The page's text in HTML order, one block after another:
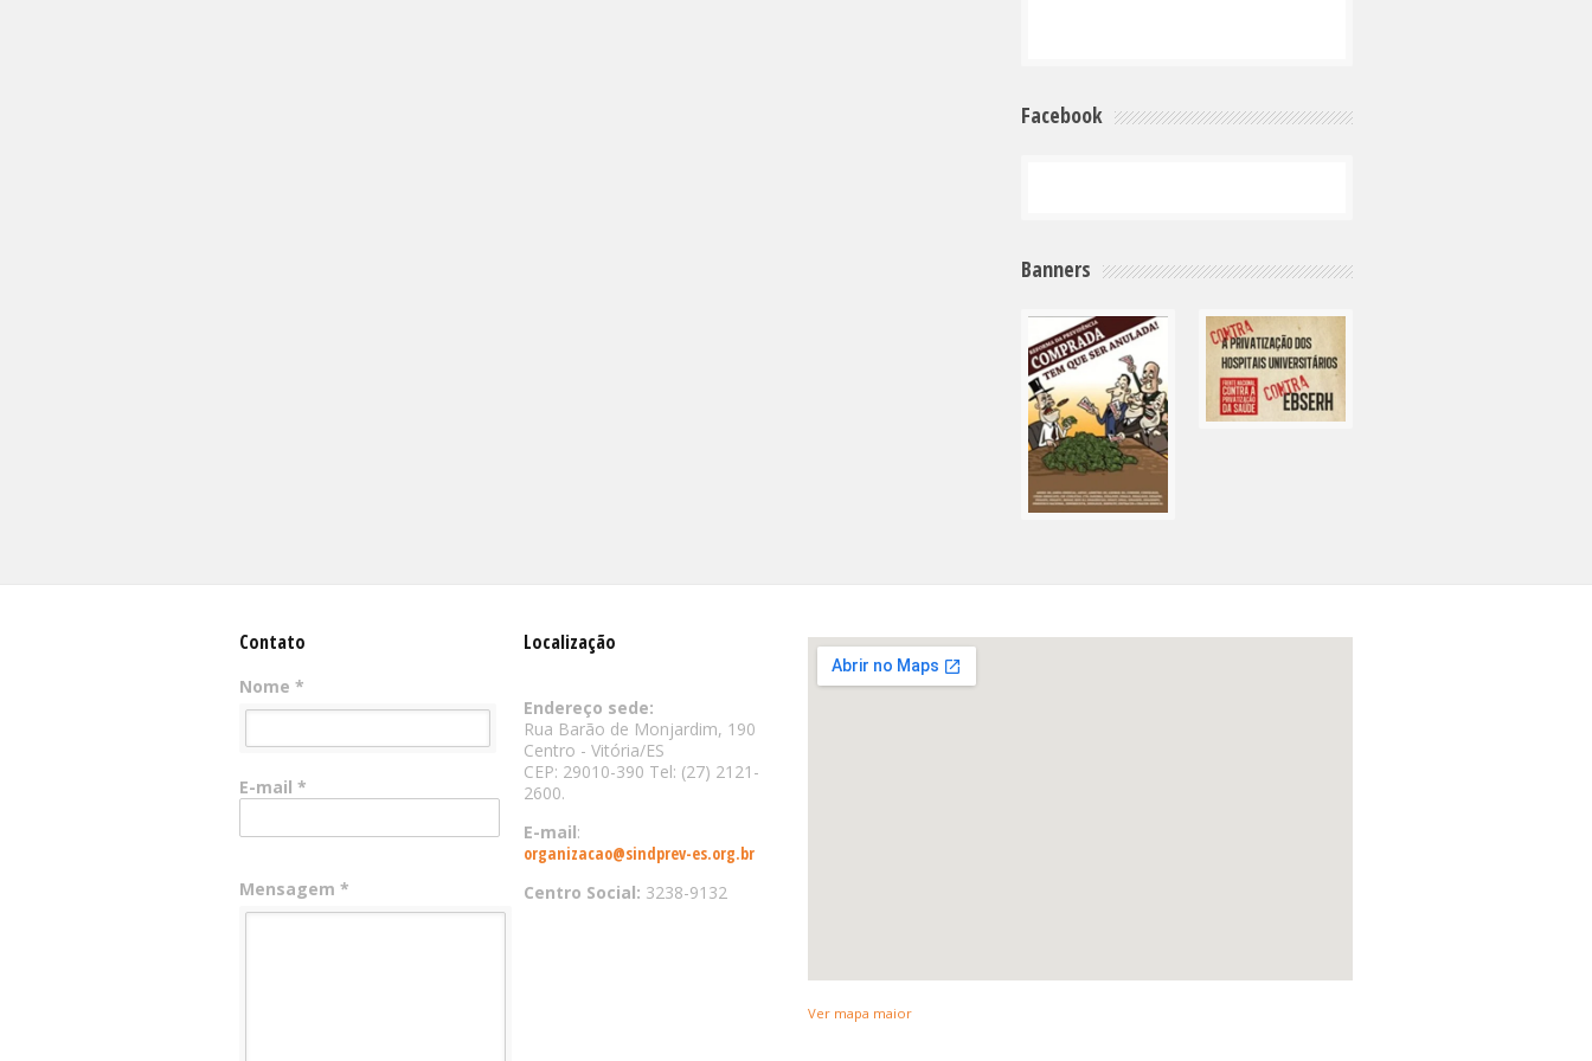
Facebook
Banners
Contato
Nome *
E-mail *
Mensagem *
Localização
Endereço sede:
Rua Barão de Monjardim, 190
Centro - Vitória/ES
CEP: 29010-390 Tel: (27) 2121-
2600.
E-mail:
organizacao@sindprev-es.org.br
Centro Social: 3238-9132
Ver mapa maior